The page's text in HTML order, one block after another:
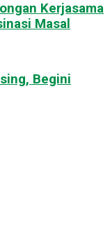
Kerjasama
Masal
Begini